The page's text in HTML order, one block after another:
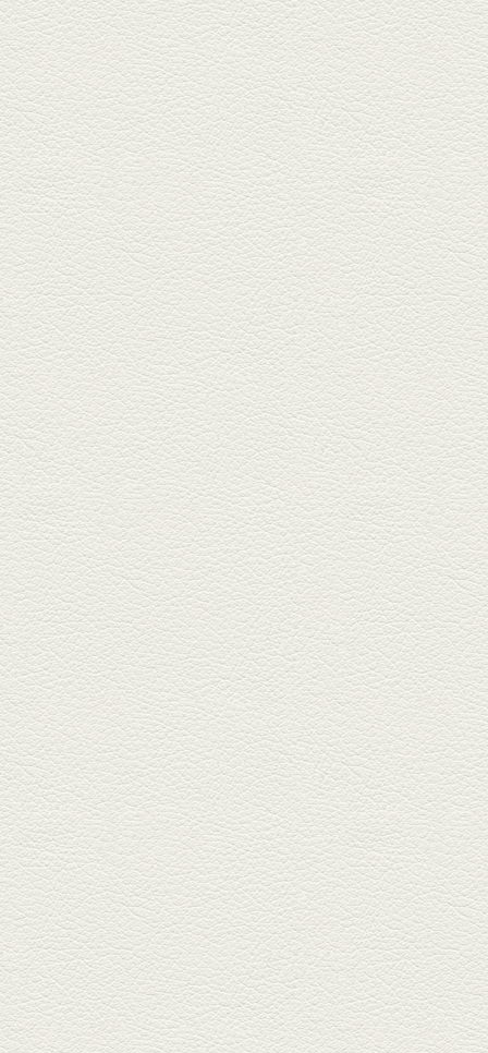
豆腐
東区月出『中華酒場アガレヤ』
は、スパイスが効いた一味違う
中華が...
2025年11月28日放送
ごま鯛＆牛すじ大根
名店揃いの並木坂ドルハウスビ
ルに今年生まれた新たな名店、
『家庭...
2025年11月7日放送
贅沢馬刺し盛合せ＆極上
馬肉しゃぶしゃぶ
籠町通り『熊本郷土料理 酒ト肴
もなか』で熊本県産の馬肉料理
を！...
2025年10月17日放送
ヒレ焼き＆牛ひれ肉汁カ
レー
武蔵小路で人気の『ヒレ肉じゅ
んちゃん』へ。『銀ハイ』で乾
杯！ブ...
2025年9月26日放送
フォンダンエッグ＆二郎
系にんにくパスタ
北区麻生田の人気店『多酒多菜
満月』へ。『しろ』水割で乾
杯！出...
2025年9月5日放送
あくまのポテサラ＆変わ
り天ぷら盛り合わせ
武蔵小路の「たぬきと銀杏」で
自慢の「変わり天ぷら」を
「KAORU」...
2025年8月15日放送
お刺身盛り合わせ＆干物
盛りの七輪焼き
酒場通りの「食楽みかげ」は、
オーナーこだわりの魚料理が味
わえ...
2025年7月25日放送
朝ごはんプレート＆かん
ぱちのカマ(塩焼き)
並木坂では珍しい朝ごはんの店